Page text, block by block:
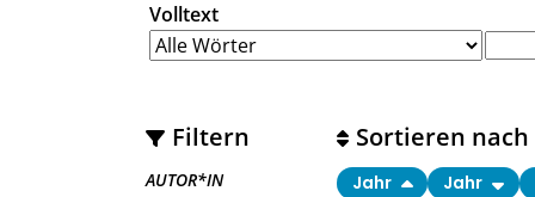
Volltext
Filtern
AUTOR*IN
Sortieren nach
Jahr Jahr